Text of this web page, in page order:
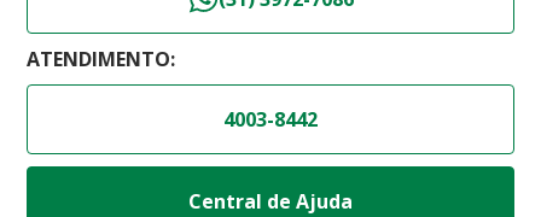
ATENDIMENTO:
4003-8442
Central de Ajuda